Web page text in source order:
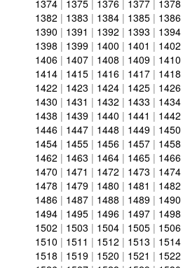
1374 1375 1376 1377 1378
1382 | 1383 | 1384 | 1385 | 1386
1390 | 1391 | 1392 | 1393 | 1394
1398 | 1399 | 1400 | 1401 | 1402
1406 | 1407 | 1408 | 1409 | 1410
1414 | 1415 | 1416 | 1417 | 1418
1422 | 1423 | 1424 | 1425 | 1426
1430 | 1431 | 1432 | 1433 | 1434
1438 | 1439 | 1440 | 1441 | 1442
1446 | 1447 | 1448 | 1449 | 1450
1454 | 1455 | 1456 | 1457 | 1458
1462 | 1463 | 1464 | 1465 | 1466
1470 | 1471 | 1472 | 1473 | 1474
1478 | 1479 | 1480 | 1481 | 1482
1486 | 1487 | 1488 | 1489 | 1490
1494 | 1495 | 1496 | 1497 | 1498
1502 | 1503 | 1504 | 1505 | 1506
1510 | 1511 | 1512 | 1513 | 1514
1518 | 1519 | 1520 | 1521 | 1522